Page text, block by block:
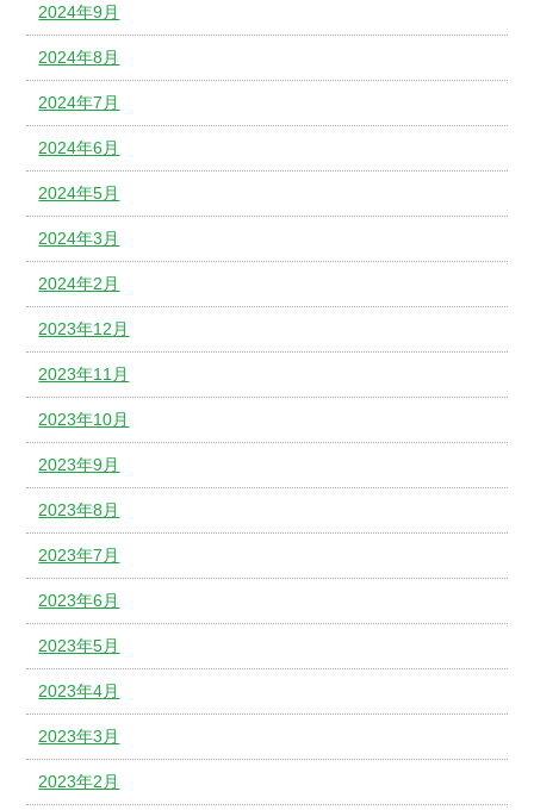
2024年9月
2024年8月
2024年7月
2024年6月
2024年5月
2024年3月
2024年2月
2023年12月
2023年11月
2023年10月
2023年9月
2023年8月
2023年7月
2023年6月
2023年5月
2023年4月
2023年3月
2023年2月